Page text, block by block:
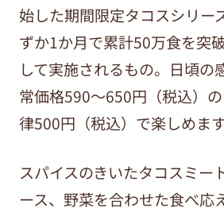
始した期間限定タコスシリー
ずか1か月で累計50万食を突
して実施されるもの。日頃の
常価格590〜650円（税込）
律500円（税込）で楽しめます
スパイスのきいたタコスミー
ース、野菜を合わせた食べ応